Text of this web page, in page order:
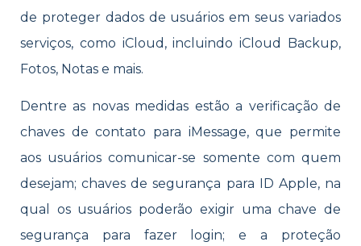
de proteger dados de usuários em seus variados
serviços, como iCloud, incluindo iCloud Backup,
Fotos, Notas e mais.
Dentre as novas medidas estão a verificação de
chaves de contato para iMessage, que permite
aos usuários comunicar-se somente com quem
desejam; chaves de segurança para ID Apple, na
qual os usuários poderão exigir uma chave de
segurança para fazer login; e a proteção